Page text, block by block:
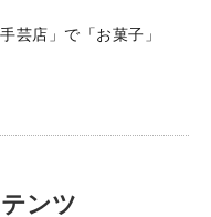
芸店」で「お菓子」
ンツ